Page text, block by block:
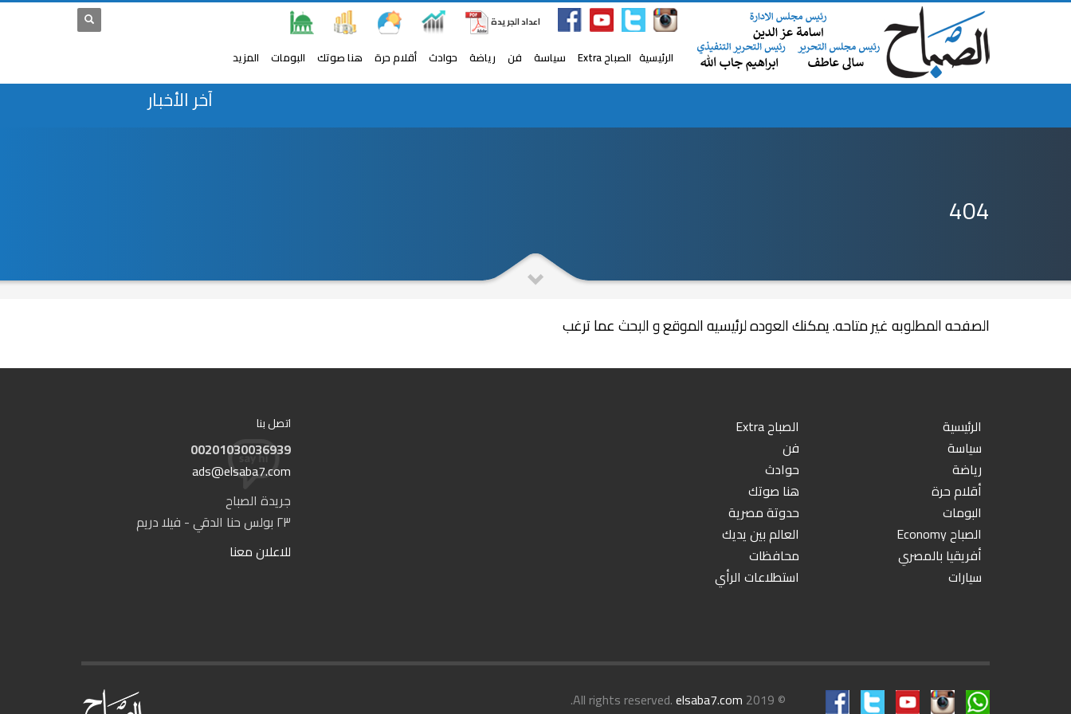
اعداد الجريدة
الرئيسية الصباح Extra سياسة فن رياضة حوادث أقلام حرة هنا صوتك البومات المزيد
آخر الأخبار
404
الصفحه المطلوبه غير متاحه. يمكنك العوده لرئيسيه الموقع و البحث عما ترغب
الرئيسية
الصباح Extra
سياسة
فن
رياضة
حوادث
أقلام حرة
هنا صوتك
البومات
حدوتة مصرية
الصباح Economy
العالم بين يديك
أفريقيا بالمصري
محافظات
سيارات
استطلاعات الرأي
اتصل بنا
00201030036939
ads@elsaba7.com
جريدة الصباح
٢٣ بولس حنا الدقي - فيلا دريم
للاعلان معنا
© 2019 All rights reserved.
elsaba7.com
.